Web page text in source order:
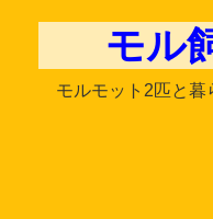
モル
モルモット2匹と